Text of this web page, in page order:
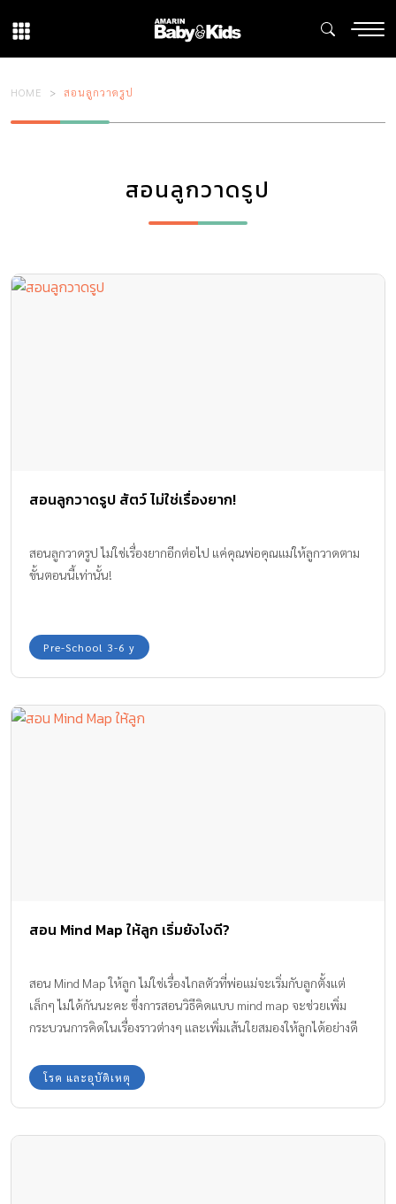
HOME สอนลูกวาดรูป
สอนลูกวาดรูป
สอนลูกวาดรูป สัตว์ ไม่ใช่เรื่องยาก!
สอนลูกวาดรูป ไม่ใช่เรื่องยากอีกต่อไป แค่คุณพ่อคุณแม่ให้ลูกวาดตาม
ขั้นตอนนี้เท่านั้น!
Pre-School 3-6 y
สอน Mind Map ให้ลูก เริ่มยังไงดี?
สอน Mind Map ให้ลูก ไม่ใช่เรื่องไกลตัวที่พ่อแม่จะเริ่มกับลูกตั้งแต่
เล็กๆ ไม่ได้กันนะคะ ซึ่งการสอนวิธีคิดแบบ mind map จะช่วยเพิ่ม
กระบวนการคิดในเรื่องราวต่างๆ และเพิ่มเส้นใยสมองให้ลูกได้อย่างดี
ใช้ในการสอนลูกๆ ที่บ้านมาฝากกันค่ะ
โรค และอุบัติเหตุ